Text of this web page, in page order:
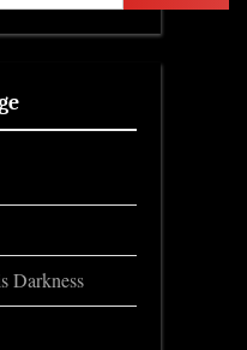
Darkness